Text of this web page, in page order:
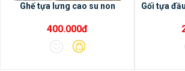
Ghế tựa lưng cao su non
400.000đ
Gối tựa